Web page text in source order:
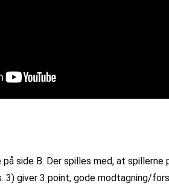
side B. Der spilles med, at
3) giver 3 point, gode modtagning/